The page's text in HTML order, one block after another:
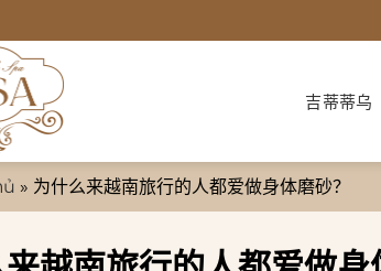
吉蒂蒂乌
» 为什么来越南旅行的人都爱做身体磨砂？